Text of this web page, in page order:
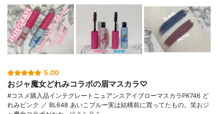
5.00
おジャ魔女どれみコラボの眉マスカラ♡
#コスメ購入品インテグレートニュアンスアイブローマスカラPK746 ど
れみピンク ／ BL648 あいこブルー実は結構前に買ってたもの。笑おジ